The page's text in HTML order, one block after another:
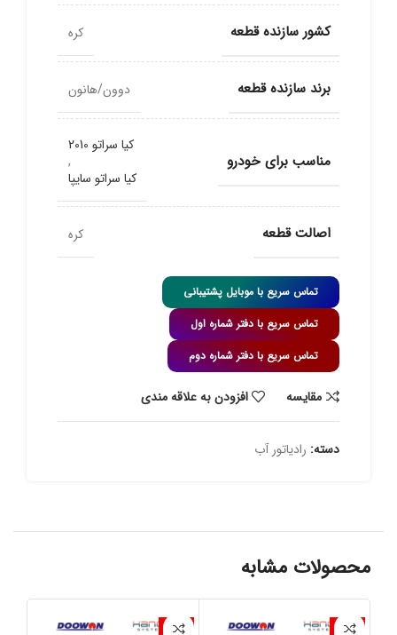
کشور سازنده قطعه کره
برند سازنده قطعه دوون/هانون
مناسب برای خودرو
کیا سراتو 2010
,
کیا سراتو سایپا
اصالت قطعه کره
تماس سریع با موبایل پشتیبانی
تماس سریع با دفتر شماره اول
تماس سریع با دفتر شماره دوم
مقايسه افزودن به علاقه مندی
دسته: رادیاتور آب
محصولات مشابه
-2%
-2%